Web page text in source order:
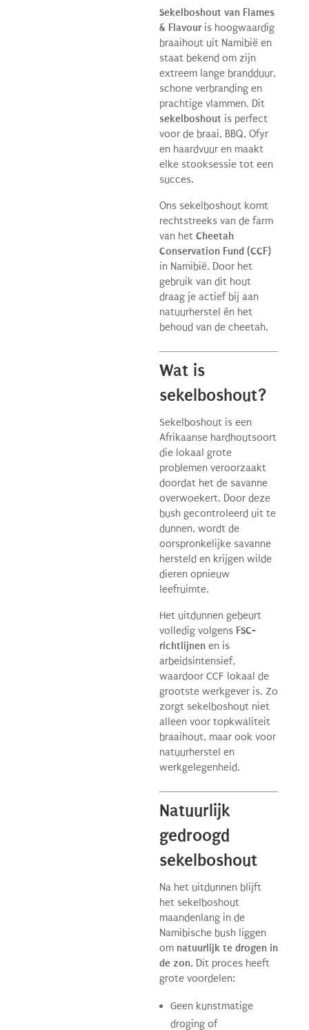
Sekelboshout van Flames
& Flavour is hoogwaardig
braaihout uit Namibië en
staat bekend om zijn
extreem lange brandduur,
schone verbranding en
prachtige vlammen. Dit
sekelboshout is perfect
voor de braai, BBQ, Ofyr
en haardvuur en maakt
elke stooksessie tot een
succes.
Ons sekelboshout komt
rechtstreeks van de farm
van hetCheetah
Conservation Fund (CCF)
in Namibië. Door het
gebruik van dit hout
draag je actief bij aan
natuurherstel én het
behoud van de cheetah.
Wat is
sekelboshout?
Sekelboshout is een
Afrikaanse hardhoutsoort
die lokaal grote
problemen veroorzaakt
doordat het de savanne
overwoekert. Door deze
bush gecontroleerd uit te
dunnen, wordt de
oorspronkelijke savanne
hersteld en krijgen wilde
dieren opnieuw
leefruimte.
Het uitdunnen gebeurt
volledig volgens FSC-
richtlijnen en is
arbeidsintensief,
waardoor CCF lokaal de
grootste werkgever is. Zo
zorgt sekelboshout niet
alleen voor topkwaliteit
braaihout, maar ook voor
natuurherstel en
werkgelegenheid.
Natuurlijk
gedroogd
sekelboshout
Na het uitdunnen blijft
het sekelboshout
maandenlang in de
Namibische bush liggen
om natuurlijk te drogen in
de zon. Dit proces heeft
grote voordelen:
Geen kunstmatige
droging of